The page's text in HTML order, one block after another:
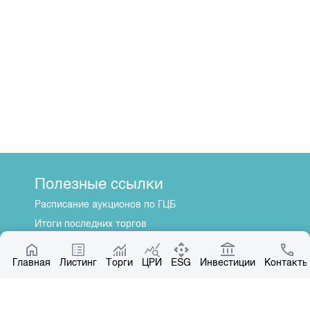
Главная Листинг Торги ЦРИ ESG Инвестиции Контакты
Полезные ссылки
Расписание аукционов по ГЦБ
Итоги последних торгов
Котировки по ЦБ
Центр раскрытия информации